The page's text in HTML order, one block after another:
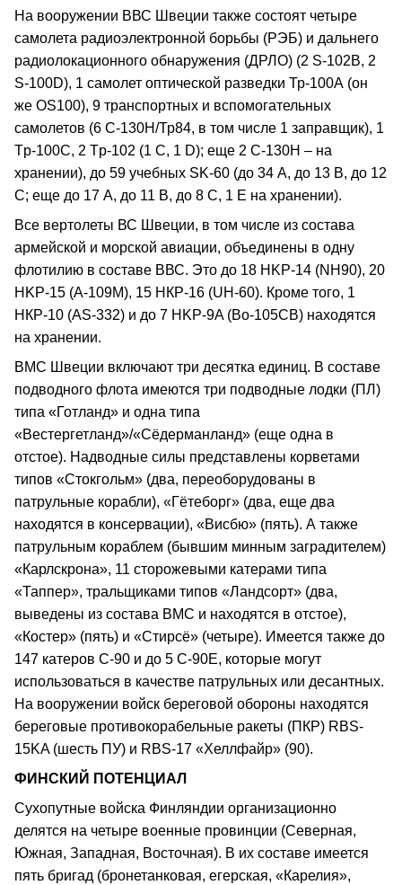
На вооружении ВВС Швеции также состоят четыре
самолета радиоэлектронной борьбы (РЭБ) и дальнего
радиолокационного обнаружения (ДРЛО) (2 S-102B, 2
S-100D), 1 самолет оптической разведки Тр-100А (он
же OS100), 9 транспортных и вспомогательных
самолетов (6 С-130Н/Тр84, в том числе 1 заправщик), 1
Tp-100C, 2 Tp-102 (1 С, 1 D); еще 2 С-130Н – на
хранении), до 59 учебных SK-60 (до 34 А, до 13 В, до 12
С; еще до 17 А, до 11 В, до 8 С, 1 Е на хранении).
Все вертолеты ВС Швеции, в том числе из состава
армейской и морской авиации, объединены в одну
флотилию в составе ВВС. Это до 18 HKP-14 (NH90), 20
HKP-15 (A-109M), 15 НКР-16 (UH-60). Кроме того, 1
НКР-10 (AS-332) и до 7 HKP-9A (Bo-105CB) находятся
на хранении.
ВМС Швеции включают три десятка единиц. В составе
подводного флота имеются три подводные лодки (ПЛ)
типа «Готланд» и одна типа
«Вестергетланд»/«Сёдерманланд» (еще одна в
отстое). Надводные силы представлены корветами
типов «Стокгольм» (два, переоборудованы в
патрульные корабли), «Гётеборг» (два, еще два
находятся в консервации), «Висбю» (пять). А также
патрульным кораблем (бывшим минным заградителем)
«Карлскрона», 11 сторожевыми катерами типа
«Таппер», тральщиками типов «Ландсорт» (два,
выведены из состава ВМС и находятся в отстое),
«Костер» (пять) и «Стирсё» (четыре). Имеется также до
147 катеров С-90 и до 5 С-90Е, которые могут
использоваться в качестве патрульных или десантных.
На вооружении войск береговой обороны находятся
береговые противокорабельные ракеты (ПКР) RBS-
15KA (шесть ПУ) и RBS-17 «Хеллфайр» (90).
ФИНСКИЙ ПОТЕНЦИАЛ
Сухопутные войска Финляндии организационно
делятся на четыре военные провинции (Северная,
Южная, Западная, Восточная). В их составе имеется
пять бригад (бронетанковая, егерская, «Карелия»,